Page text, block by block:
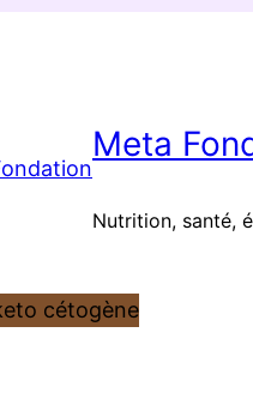
Meta
Nutrition, santé,